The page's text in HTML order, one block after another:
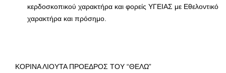
κερδοσκοπικού χαρακτήρα και φορείς ΥΓΕΙΑΣ με Εθελοντικό
χαρακτήρα και πρόσημο.
ΚΟΡΙΝΑ ΛΙΟΥΤΑ ΠΡΟΕΔΡΟΣ ΤΟΥ “ΘΕΛΩ”